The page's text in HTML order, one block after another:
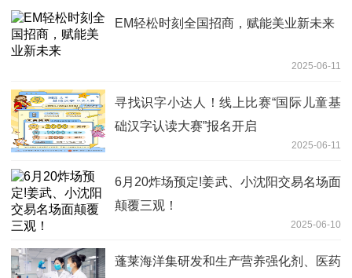
EM轻松时刻全国招商，赋能美业新未来
2025-06-11
寻找识字小达人！线上比赛“国际儿童基
础汉字认读大赛”报名开启
2025-06-11
6月20炸场预定!姜武、小沈阳交易名场面
颠覆三观！
2025-06-10
蓬莱海洋集研发和生产营养强化剂、医药